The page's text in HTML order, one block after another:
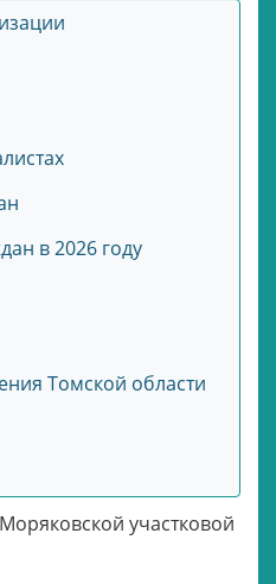
в 2026 году
Томской области
участковой